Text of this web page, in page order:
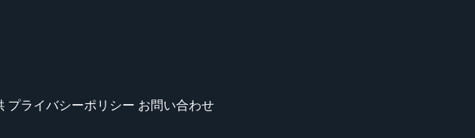
プライバシーポリシー お問い合わせ